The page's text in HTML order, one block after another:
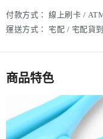
付款方式： 線上刷卡 /
運送方式：
宅配 / 宅配貨
商品特色